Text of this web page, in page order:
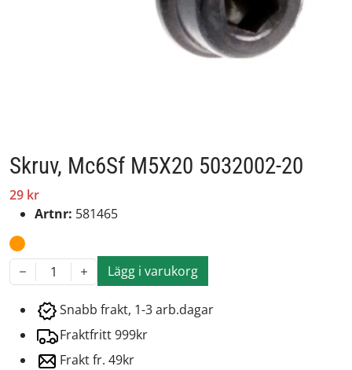
Skruv, Mc6Sf M5X20 5032002-20
29 kr
Artnr: 581465
1 Lägg i varukorg
Snabb frakt, 1-3 arb.dagar
Fraktfritt 999kr
Frakt fr. 49kr